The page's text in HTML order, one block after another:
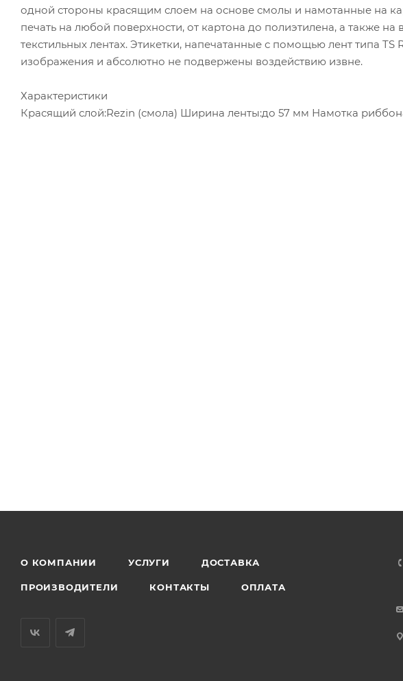
одной стороны красящим слоем на основе смолы и намотанные на
печать на любой поверхности, от картона до полиэтилена, а также на
текстильных лентах. Этикетки, напечатанные с помощью лент типа TS
изображения и абсолютно не подвержены воздействию извне.
Характеристики
Красящий слой:Rezin (смола) Ширина ленты:до 57 мм Намотка
О КОМПАНИИ УСЛУГИ ДОСТАВКА
ПРОИЗВОДИТЕЛИ КОНТАКТЫ ОПЛАТА